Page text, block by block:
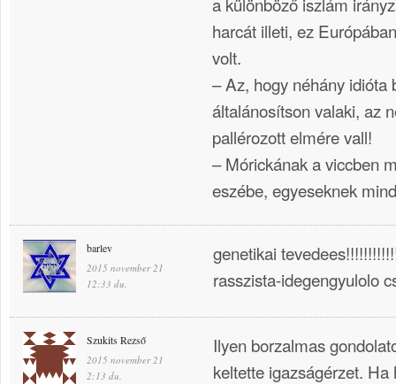
harcát illeti, ez
volt.
– Az, hogy néhány idióta
általánosítson valaki, az
pallérozott elmére vall!
– Mórickának a viccben
eszébe, egyeseknek
barlev
2015 november 21
12:33 du.
genetikai
rasszista-idegengyulolo
Szukits Rezső
2015 november 21
2:13 du.
Ilyen borzalmas
keltette igazságérzet.